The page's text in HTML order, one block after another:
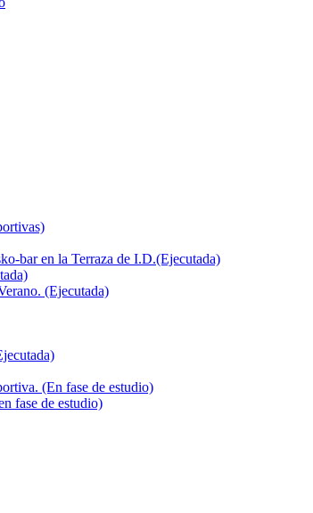
bar en la Terraza de I.D.(Ejecutada)
(Ejecutada)
(En fase de estudio)
fase de estudio)